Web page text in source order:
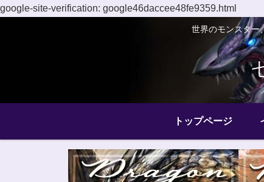
google-site-verification: google46daccee48fe9359.html
世界のモンスター
トップページ